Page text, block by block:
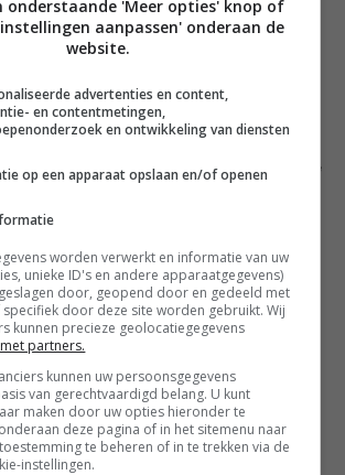
dunne lap van ca. 2 mm dik.
koekjesuitsteker twintig cirkels uit.
bakplaat en leg de
erop. Maak de deegcirkels
met een kwastje en leg de andere
op. Druk rondom aan en garneer
Bestrijk de koeken met de rest van
ei en bak ze in ca. 15 minuten
onderstaande 'Meer opties' knop of
aanpassen' onderaan de
website.
advertenties en content,
en contentmetingen,
en ontwikkeling van diensten
op een apparaat opslaan en/of openen
worden verwerkt en informatie van uw
unieke ID's en andere apparaatgegevens)
door, geopend door en gedeeld met
door deze site worden gebruikt. Wij
kunnen precieze geolocatiegegevens
partners.
kunnen uw persoonsgegevens
van gerechtvaardigd belang. U kunt
maken door uw opties hieronder te
deze pagina of in het sitemenu naar
te beheren of in te trekken via de
instellingen.